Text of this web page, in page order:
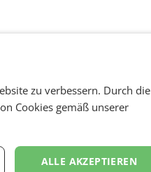
zu verbessern. Durch die
Cookies gemäß unserer
ALLE AKZEPTIEREN